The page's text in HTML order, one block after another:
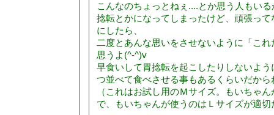
こんなのちょっとねぇ....とか思う人もい
捻転とかになってしまったけど、頑張っ
にしたら、
二度とあんな思いをさせないように「こ
思うよ(^-^)v
早食いして胃捻転を起こしたりしないよ
つ並べて食べさせる事もあるくらいだから
（これはお試し用のＭサイズ。もいちゃ
で、もいちゃんが使うのはＬサイズが適切